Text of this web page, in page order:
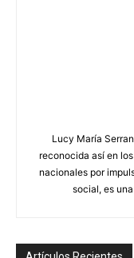
Lucy María
reconocida así en
nacionales por
social, es